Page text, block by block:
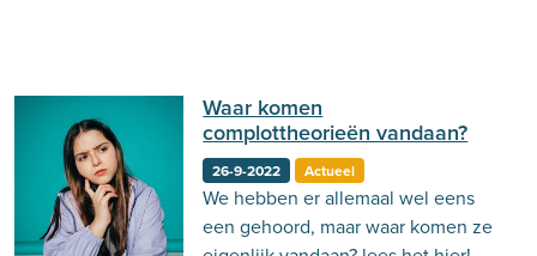
Waar komen
complottheorieën vandaan?
26-9-2022 Actueel
We hebben er allemaal wel eens
een gehoord, maar waar komen ze